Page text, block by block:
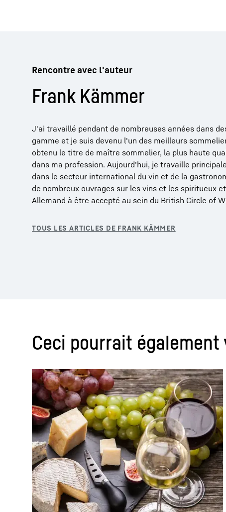
Rencontre avec l'auteur
Frank Kämmer
J'ai travaillé pendant de nombreuses années dans
gamme et je suis devenu l'un des meilleurs
obtenu le titre de maître sommelier, la plus haute
dans ma profession. Aujourd'hui, je travaille
dans le secteur international du vin et de la
de nombreux ouvrages sur les vins et les spiritueux
Allemand à être accepté au sein du British Circle of
Ceci pourrait